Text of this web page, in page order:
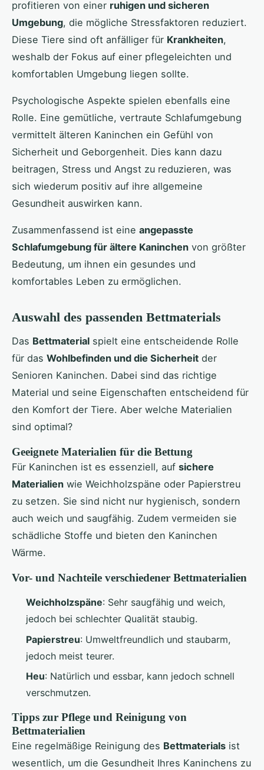
profitieren von einer ruhigen und sicheren
Umgebung, die mögliche Stressfaktoren reduziert.
Diese Tiere sind oft anfälliger für Krankheiten,
weshalb der Fokus auf einer pflegeleichten und
komfortablen Umgebung liegen sollte.
Psychologische Aspekte spielen ebenfalls eine
Rolle. Eine gemütliche, vertraute Schlafumgebung
vermittelt älteren Kaninchen ein Gefühl von
Sicherheit und Geborgenheit. Dies kann dazu
beitragen, Stress und Angst zu reduzieren, was
sich wiederum positiv auf ihre allgemeine
Gesundheit auswirken kann.
Zusammenfassend ist eine angepasste
Schlafumgebung für ältere Kaninchen von größter
Bedeutung, um ihnen ein gesundes und
komfortables Leben zu ermöglichen.
Auswahl des passenden Bettmaterials
Das Bettmaterial spielt eine entscheidende Rolle
für das Wohlbefinden und die Sicherheit der
Senioren Kaninchen. Dabei sind das richtige
Material und seine Eigenschaften entscheidend für
den Komfort der Tiere. Aber welche Materialien
sind optimal?
Geeignete Materialien für die Bettung
Für Kaninchen ist es essenziell, auf sichere
Materialien wie Weichholzspäne oder Papierstreu
zu setzen. Sie sind nicht nur hygienisch, sondern
auch weich und saugfähig. Zudem vermeiden sie
schädliche Stoffe und bieten den Kaninchen
Wärme.
Vor- und Nachteile verschiedener Bettmaterialien
Weichholzspäne: Sehr saugfähig und weich,
jedoch bei schlechter Qualität staubig.
Papierstreu: Umweltfreundlich und staubarm,
jedoch meist teurer.
Heu: Natürlich und essbar, kann jedoch schnell
verschmutzen.
Tipps zur Pflege und Reinigung von
Bettmaterialien
Eine regelmäßige Reinigung des Bettmaterials ist
wesentlich, um die Gesundheit Ihres Kaninchens zu